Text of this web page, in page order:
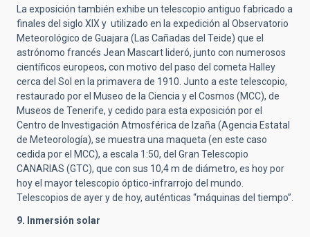
La exposición también exhibe un telescopio antiguo fabricado a
finales del siglo XIX y utilizado en la expedición al Observatorio
Meteorológico de Guajara (Las Cañadas del Teide) que el
astrónomo francés Jean Mascart lideró, junto con numerosos
científicos europeos, con motivo del paso del cometa Halley
cerca del Sol en la primavera de 1910. Junto a este telescopio,
restaurado por el Museo de la Ciencia y el Cosmos (MCC), de
Museos de Tenerife, y cedido para esta exposición por el
Centro de Investigación Atmosférica de Izaña (Agencia Estatal
de Meteorología), se muestra una maqueta (en este caso
cedida por el MCC), a escala 1:50, del Gran Telescopio
CANARIAS (GTC), que con sus 10,4 m de diámetro, es hoy por
hoy el mayor telescopio óptico-infrarrojo del mundo.
Telescopios de ayer y de hoy, auténticas “máquinas del tiempo”.
9. Inmersión solar